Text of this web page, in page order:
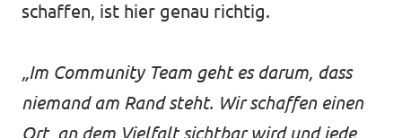
schaffen, ist hier genau richtig.
„Im Community Team geht es darum, dass
niemand am Rand steht. Wir schaffen einen
Ort, an dem Vielfalt sichtbar wird und jede